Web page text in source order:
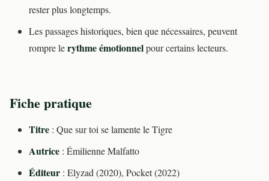
rester plus longtemps.
Les passages historiques, bien que nécessaires, peuvent
rompre lerythme émotionnelpour certains lecteurs.
Fiche pratique
Titre : Que sur toi se lamente le Tigre
Autrice : Émilienne Malfatto
Éditeur : Elyzad (2020), Pocket (2022)